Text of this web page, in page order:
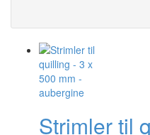
Strimler til